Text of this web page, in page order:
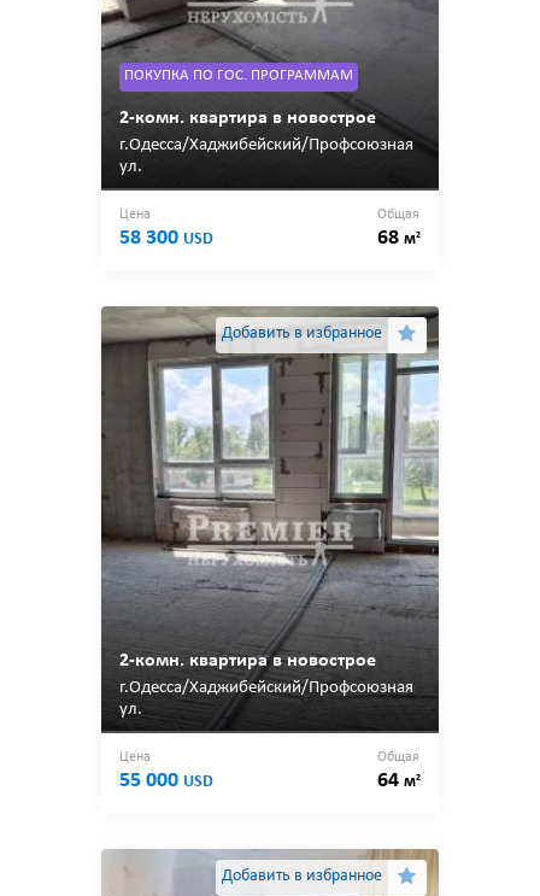
ПОКУПКА ПО ГОС. ПРОГРАММАМ
2-комн. квартира в новострое
г.Одесса/Хаджибейский/Профсоюзная
ул.
Цена
58 300 USD
Общая
68 м2
Добавить в избранное
2-комн. квартира в новострое
г.Одесса/Хаджибейский/Профсоюзная
ул.
Цена
55 000 USD
Общая
64 м2
Добавить в избранное